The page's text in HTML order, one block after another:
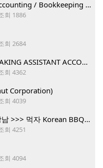
Young Ocean, Inc. 직원 모집 (Accounting / Bookkeeping 분야)
회 1886
회 2684
HIRING KOREAN/ENGLISH SPEAKING ASSISTANT ACCOUNT MANAGER
회 4362
Corporation)
회 4039
새롭게 오픈하는 (구)타코마 뉴강남 >>> 먹자 Korean BBQ 구인중
회 4251
회 4094